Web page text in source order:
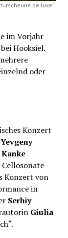
de luxe“
im Vorjahr
Hooksiel.
oder
Konzert
Yevgeny
Konzert von
in
Serhiy
Giulia